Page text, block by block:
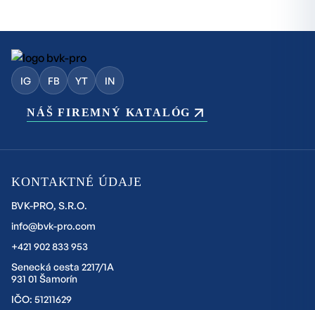
IG FB YT IN
NÁŠ FIREMNÝ KATALÓG
KONTAKTNÉ ÚDAJE
BVK-PRO, S.R.O.
info@bvk-pro.com
+421 902 833 953
Senecká cesta 2217/1A
931 01 Šamorín
IČO: 51211629